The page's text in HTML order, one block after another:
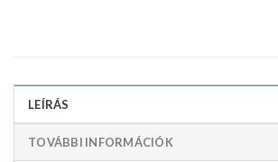
LEÍRÁS
TOVÁBBI INFORMÁCIÓK